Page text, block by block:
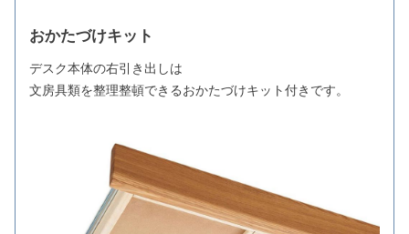
おかたづけキット
デスク本体の右引き出しは
文房具類を整理整頓できるおかたづけキット付きです。